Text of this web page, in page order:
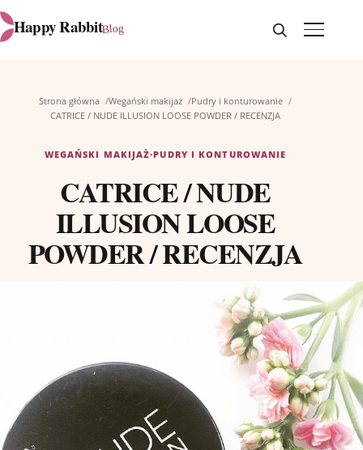
Happy RabbitBlog OtwórzOtwórz
Strona główna Wegański makijaż
Pudry i konturowanie
CATRICE / NUDE ILLUSION LOOSE POWDER / RECENZJA
WEGAŃSKI MAKIJAŻ·PUDRY I KONTUROWANIE
CATRICE / NUDE
ILLUSION LOOSE
POWDER / RECENZJA